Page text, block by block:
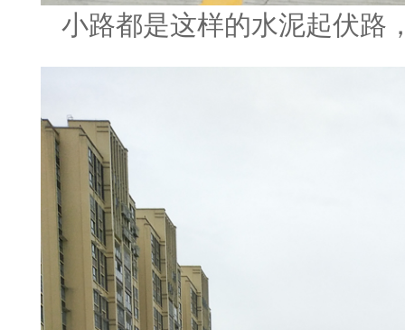
小路都是这样的水泥起伏路